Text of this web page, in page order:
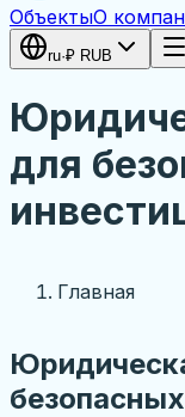
ОбъектыО
ru·₽ RUB
для
Главная